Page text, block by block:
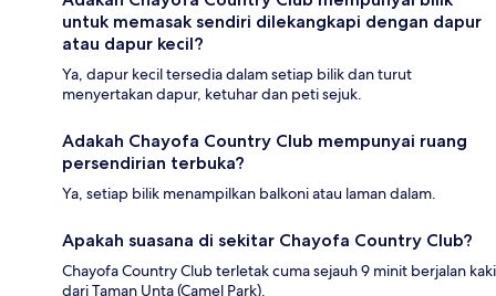
untuk memasak sendiri dilekangkapi dengan dapur
atau dapur kecil?
Ya, dapur kecil tersedia dalam setiap bilik dan turut
menyertakan dapur, ketuhar dan peti sejuk.
Adakah Chayofa Country Club mempunyai ruang
persendirian terbuka?
Ya, setiap bilik menampilkan balkoni atau laman dalam.
Apakah suasana di sekitar Chayofa Country Club?
Chayofa Country Club terletak cuma sejauh 9 minit berjalan kaki
dari Taman Unta (Camel Park).